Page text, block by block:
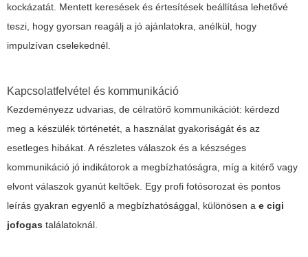
kockázatát. Mentett keresések és értesítések beállítása lehetővé
teszi, hogy gyorsan reagálj a jó ajánlatokra, anélkül, hogy
impulzívan cselekednél.
Kapcsolatfelvétel és kommunikáció
Kezdeményezz udvarias, de célratörő kommunikációt: kérdezd
meg a készülék történetét, a használat gyakoriságát és az
esetleges hibákat. A részletes válaszok és a készséges
kommunikáció jó indikátorok a megbízhatóságra, míg a kitérő vagy
elvont válaszok gyanút keltőek. Egy profi fotósorozat és pontos
leírás gyakran egyenlő a megbízhatósággal, különösen a e cigi
jofogas találatoknál.